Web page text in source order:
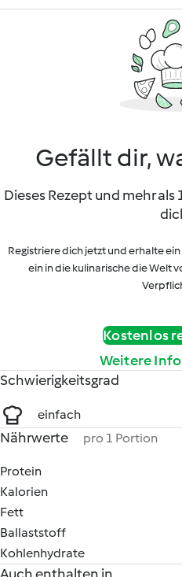
Gefällt dir,
Dieses Rezept und mehr
Registriere dich jetzt und erhalte
ein in die kulinarische die Welt
Kostenlos
Weitere
Schwierigkeitsgrad
einfach
Nährwerte pro 1 Portion
Protein
Kalorien
Fett
Ballaststoff
Kohlenhydrate